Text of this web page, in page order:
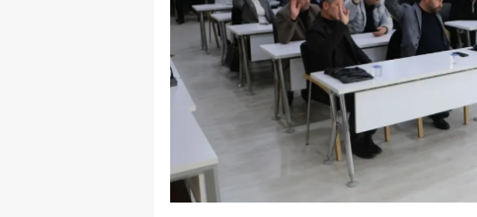
Tekirdağ
Tokat
Trabzon
Tunceli
Şanlıurfa
Uşak